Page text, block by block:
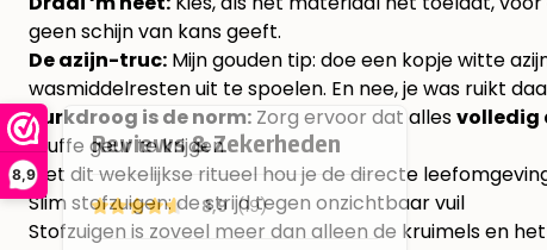
8,9
geen schijn van kans geeft.
De azijn-truc: Mijn gouden tip: doe een kopje witte
wasmiddelresten uit te spoelen. En nee, je was ruikt
Kurkdroog is de norm: Zorg ervoor dat allesvolledig
muffe geur te krijgen.
Met dit wekelijkse ritueel hou je de directe
Slim stofzuigen: de strijd tegen onzichtbaar vuil
Stofzuigen is zoveel meer dan alleen de kruimels en